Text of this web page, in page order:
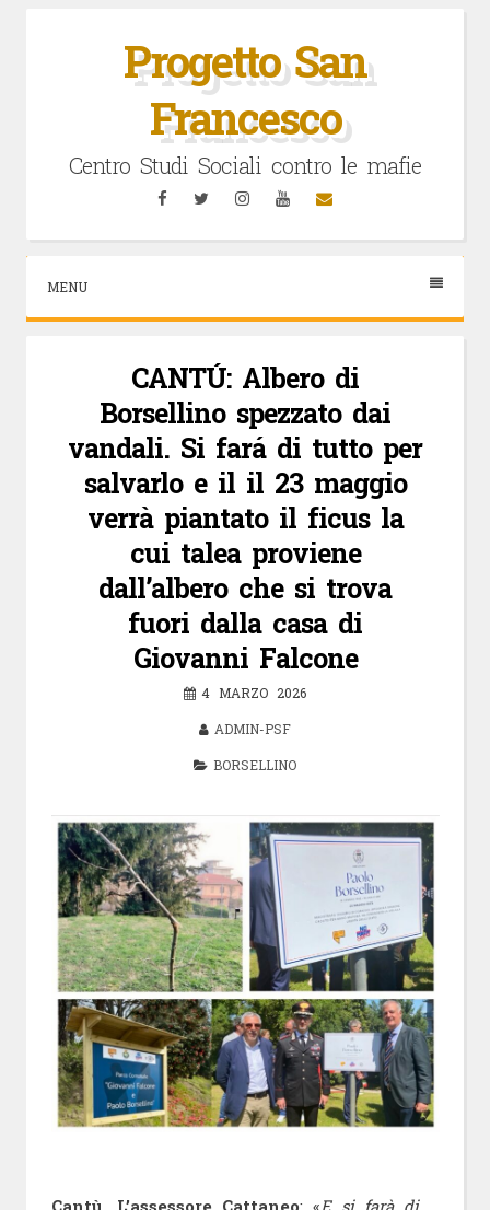
Progetto San
Francesco
Centro Studi Sociali contro le mafie
FacebookTwitterInstagramYouTubeEmail
MENU
CANTÚ: Albero di
Borsellino spezzato dai
vandali. Si fará di tutto per
salvarlo e il il 23 maggio
verrà piantato il ficus la
cui talea proviene
dall’albero che si trova
fuori dalla casa di
Giovanni Falcone
4 MARZO 2026
ADMIN-PSF
BORSELLINO
Cantù. L’assessore Cattaneo: «E si farà di